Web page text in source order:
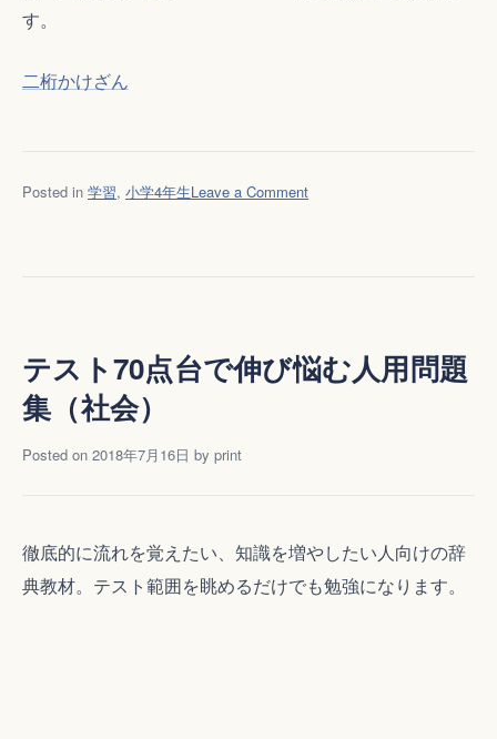
す。
二桁かけざん
Posted in 学習, 小学4年生Leave a Commenton
割
る
算
テスト70点台で伸び悩む人用問題
集（社会）
Posted on 2018年7月16日 by print
徹底的に流れを覚えたい、知識を増やしたい人向けの辞
典教材。テスト範囲を眺めるだけでも勉強になります。